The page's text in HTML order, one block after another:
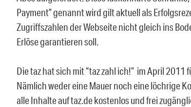
Payment” genannt wird gilt aktuell als
Zugriffszahlen der Webseite nicht gleich ins
Erlöse garantieren soll.
Die taz hat sich mit “taz zahl ich!” im April
Nämlich weder eine Mauer noch eine löchrige
alle Inhalte auf taz.de kostenlos und frei